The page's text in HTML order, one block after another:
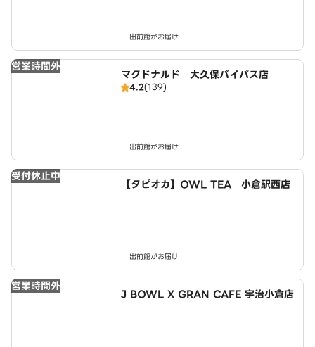
出前館がお届け
営業時間外
マクドナルド 大久保バイパス店
4.2(139)
出前館がお届け
受付休止中
【タピオカ】OWL TEA 小倉駅西店
出前館がお届け
営業時間外
J BOWL X GRAN CAFE 宇治小倉店